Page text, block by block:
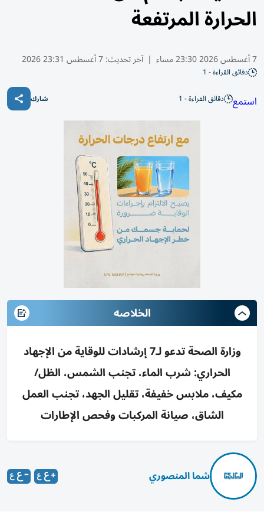
الحرارة المرتفعة
7 أغسطس 2026 23:30 مساء | آخر تحديث:7 أغسطس 23:31 2026
دقائق القراءة - 1
استمع دقائق القراءة - 1 شارك
الخلاصه
وزارة الصحة تدعو لـ7 إرشادات للوقاية من الإجهاد
الحراري: شرب الماء، تجنب الشمس، الظل/
مكيف، ملابس خفيفة، تقليل الجهد، تجنب العمل
الشاق، صيانة المركبات وفحص الإطارات
شما المنصوري